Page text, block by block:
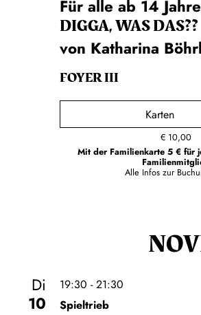
Für alle ab 14
DIGGA, WAS DAS??
von Katharina
FOYER III
Karten
€ 10,00
Mit der Familienkarte 5 € für
Alle Infos zur
Di
10
19:30 - 21:30
Spieltrieb